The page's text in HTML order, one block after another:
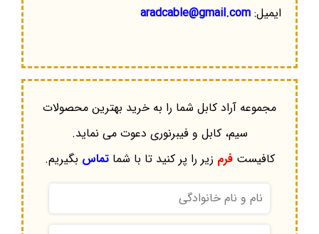
ایمیل: aradcable@gmail.com
مجموعه آراد کابل شما را به خرید بهترین محصولات
سیم، کابل و فیبرنوری دعوت می نماید.
کافیستفرم زیر را پر کنید تا با شماتماس بگیریم.